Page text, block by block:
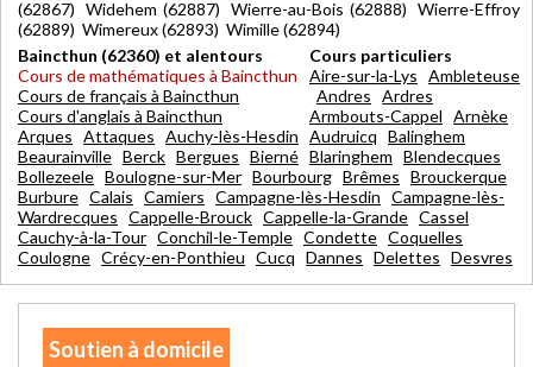
(62867) Widehem (62887) Wierre-au-Bois (62888) Wierre-Effroy
(62889) Wimereux (62893) Wimille (62894)
Baincthun (62360) et alentours
Cours de mathématiques à Baincthun
Cours de français à Baincthun
Cours d'anglais à Baincthun
Cours particuliers
Aire-sur-la-Lys Ambleteuse
Andres Ardres
Armbouts-Cappel Arnèke
Arques Attaques Auchy-lès-Hesdin Audruicq Balinghem
Beaurainville Berck Bergues Bierné Blaringhem Blendecques
Bollezeele Boulogne-sur-Mer Bourbourg Brêmes Brouckerque
Burbure Calais Camiers Campagne-lès-Hesdin Campagne-lès-
Wardrecques Cappelle-Brouck Cappelle-la-Grande Cassel
Cauchy-à-la-Tour Conchil-le-Temple Condette Coquelles
Coulogne Crécy-en-Ponthieu Cucq Dannes Delettes Desvres
Soutien à domicile